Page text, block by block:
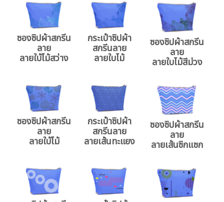
ซองซิปผ้าสกรีน
ลาย
ลายใบ้ไม้สว่าง
กระเป๋าซิปผ้า
สกรีนลาย
ลายใบไม้
ซองซิปผ้าสกรีน
ลาย
ลายใบไม้สีม่วง
ซองซิปผ้าสกรีน
ลาย
ลายใบ้ไม้
กระเป๋าซิปผ้า
สกรีนลาย
ลายเส้นทะแยง
ซองซิปผ้าสกรีน
ลาย
ลายเส้นซิกแซก